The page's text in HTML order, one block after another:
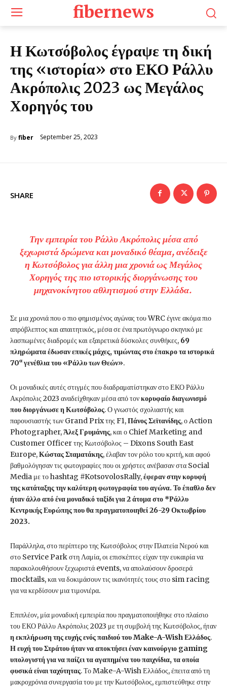
fibernews
Η Κωτσόβολος έγραψε τη δική
της «ιστορία» στο ΕΚΟ Ράλλυ
Ακρόπολις 2023 ως Μεγάλος
Χορηγός του
By fiber September 25, 2023
SHARE
Την εμπειρία του Ράλλυ Ακρόπολις μέσα από
ξεχωριστά δρώμενα και μοναδικό θέαμα, ανέδειξε
η Κωτσόβολος για άλλη μια χρονιά ως Μεγάλος
Χορηγός της πιο ιστορικής διοργάνωσης του
μηχανοκίνητου αθλητισμού στην Ελλάδα.
Σε μια χρονιά που ο πιο φημισμένος αγώνας του WRC έγινε ακόμα πιο
απρόβλεπτος και απαιτητικός, μέσα σε ένα πρωτόγνωρο σκηνικό με
λασπωμένες διαδρομές και εξαιρετικά δύσκολες συνθήκες, 69
πληρώματα έδωσαν επικές μάχες, τιμώντας στο έπακρο τα ιστορικά
70α γενέθλια του «Ράλλυ των Θεών».
Οι μοναδικές αυτές στιγμές που διαδραματίστηκαν στο ΕΚΟ Ράλλυ
Ακρόπολις 2023 αναδείχθηκαν μέσα από τονκορυφαίο διαγωνισμό
που διοργάνωσε η Κωτσόβολος. Ο γνωστός σχολιαστής και
παρουσιαστής των Grand Prix της F1,Πάνος Σεϊτανίδης, ο Action
Photographer,Άλεξ Γρυμάνης, και ο Chief Marketing and
Customer Officer της Κωτσόβολος – Dixons South East
Europe,Κώστας Σταματάκης, έλαβαν τον ρόλο του κριτή, και αφού
βαθμολόγησαν τις φωτογραφίες που οι χρήστες ανέβασαν στα Social
Media με το hashtag #KotsovolosRally,έφεραν στην κορυφή
της κατάταξης την καλύτερη φωτογραφία του αγώνα. Το έπαθλο δεν
ήταν άλλο από ένα μοναδικό ταξίδι για 2 άτομα στο *Ράλλυ
Κεντρικής Ευρώπης που θα πραγματοποιηθεί 26-29 Οκτωβρίου
2023.
Παράλληλα, στο περίπτερο της Κωτσόβολος στην Πλατεία Νερού και
στο Service Park στη Λαμία, οι επισκέπτες είχαν την ευκαιρία να
παρακολουθήσουν ξεχωριστά events, να απολαύσουν δροσερά
mocktails, και να δοκιμάσουν τις ικανότητές τους στο sim racing
για να κερδίσουν μια τιμονιέρα.
Επιπλέον, μία μοναδική εμπειρία που πραγματοποιήθηκε στο πλαίσιο
του ΕΚΟ Ράλλυ Ακρόπολις 2023 με τη συμβολή της Κωτσόβολος, ήταν
η εκπλήρωση της ευχής ενός παιδιού του Make-A-Wish Ελλάδος.
Η ευχή του Στράτου ήταν να αποκτήσει έναν καινούργιο gaming
υπολογιστή για να παίζει τα αγαπημένα του παιχνίδια, τα οποία
φυσικά είναι ταχύτητας. Το Make-A-Wish Ελλάδος, έπειτα από τη
μακροχρόνια συνεργασία του με την Κωτσόβολος, εμπιστεύθηκε στην